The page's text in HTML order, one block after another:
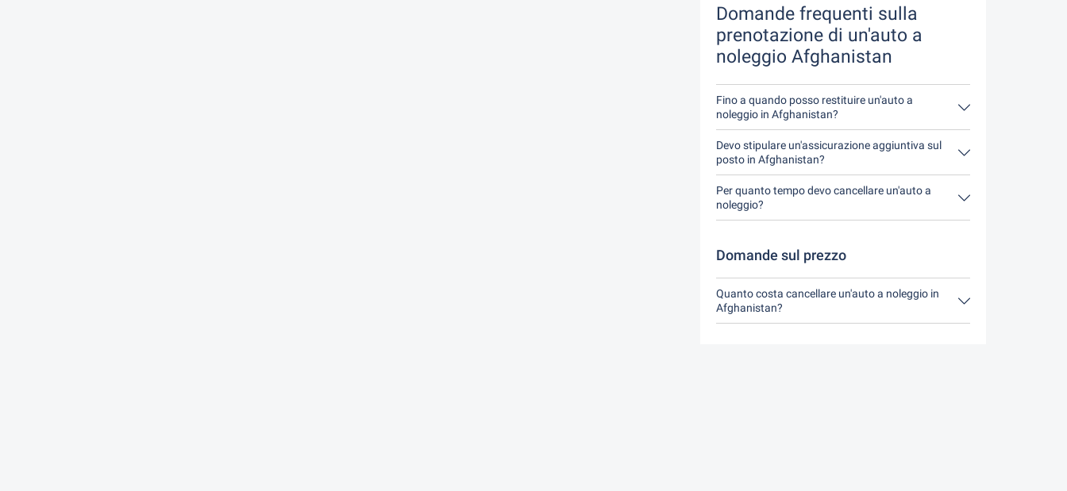
Domande frequenti sulla
prenotazione di un'auto a
noleggio Afghanistan
Fino a quando posso restituire un'auto a
noleggio in Afghanistan?
In linea di principio, potete restituire l'auto a
noleggio in qualsiasi momento della giornata.
L'unica cosa importante è che non restituiate
l'auto a noleggio più tardi di quanto indicato al
Devo stipulare un'assicurazione aggiuntiva sul
posto in Afghanistan?
È meglio prenotare l'assicurazione completa
senza franchigia tramite noi. In questo modo non
dovrete stipulare alcuna assicurazione aggiuntiva
in loco.
Per quanto tempo devo cancellare un'auto a
noleggio?
Avete a disposizione fino a 24 ore prima del
per annullare.
Domande sul prezzo
Quanto costa cancellare un'auto a noleggio in
Afghanistan?
Fino a 24 ore prima del noleggio, la cancellazione